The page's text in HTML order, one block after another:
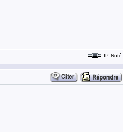
IP Noté